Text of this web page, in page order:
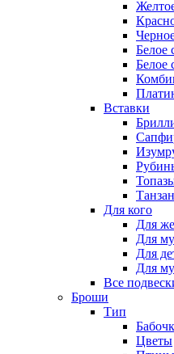
Белое
Белое
Вставки
Для кого
Для
Для
Для
Для
Все
Броши
Тип
Цветы